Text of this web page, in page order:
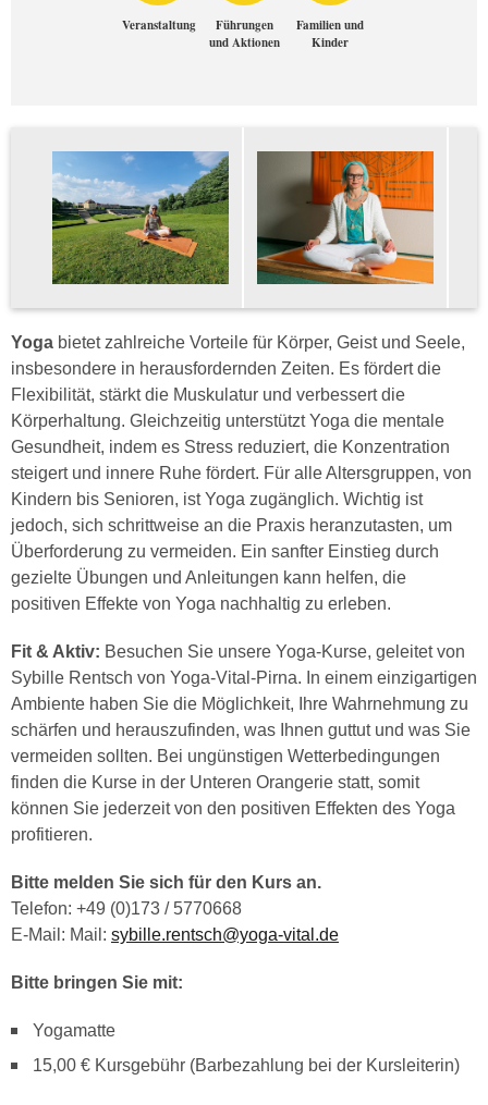
Veranstaltung
Führungen
und Aktionen
Familien und
Kinder
Yoga bietet zahlreiche Vorteile für Körper, Geist und Seele,
insbesondere in herausfordernden Zeiten. Es fördert die
Flexibilität, stärkt die Muskulatur und verbessert die
Körperhaltung. Gleichzeitig unterstützt Yoga die mentale
Gesundheit, indem es Stress reduziert, die Konzentration
steigert und innere Ruhe fördert. Für alle Altersgruppen, von
Kindern bis Senioren, ist Yoga zugänglich. Wichtig ist
jedoch, sich schrittweise an die Praxis heranzutasten, um
Überforderung zu vermeiden. Ein sanfter Einstieg durch
gezielte Übungen und Anleitungen kann helfen, die
positiven Effekte von Yoga nachhaltig zu erleben.
Fit & Aktiv: Besuchen Sie unsere Yoga-Kurse, geleitet von
Sybille Rentsch von Yoga-Vital-Pirna. In einem einzigartigen
Ambiente haben Sie die Möglichkeit, Ihre Wahrnehmung zu
schärfen und herauszufinden, was Ihnen guttut und was Sie
vermeiden sollten. Bei ungünstigen Wetterbedingungen
finden die Kurse in der Unteren Orangerie statt, somit
können Sie jederzeit von den positiven Effekten des Yoga
profitieren.
Bitte melden Sie sich für den Kurs an.
Telefon: +49 (0)173 / 5770668
E-Mail: Mail: sybille.rentsch@yoga-vital.de
Bitte bringen Sie mit:
Yogamatte
15,00 € Kursgebühr (Barbezahlung bei der Kursleiterin)